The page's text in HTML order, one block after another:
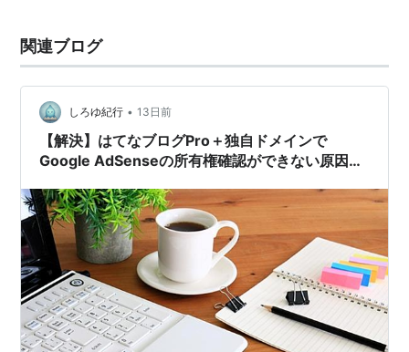
はてなダイアリープラス
スの利用
年間割引
プラン 料金
1ヶ月コース 980円 /月
1年コース 8,200円 /年
2年コース 14,000円 /2年
関連ブログ
しろゆ紀行 • 13日前
【解決】はてなブログPro＋独自ドメインで
Google AdSenseの所有権確認ができない原因は